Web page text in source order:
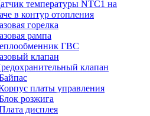
температуры NTC1 на
в контур отопления
горелка
рампа
ГВС
клапан
клапан
платы управления
розжига
дисплея